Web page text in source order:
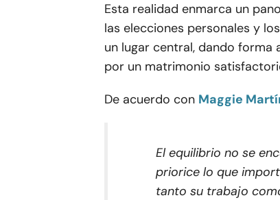
Esta realidad enmarca un
las elecciones personales y
un lugar central, dando forma
por un matrimonio
De acuerdo con Maggie
El equilibrio no se
priorice lo que
tanto su trabajo